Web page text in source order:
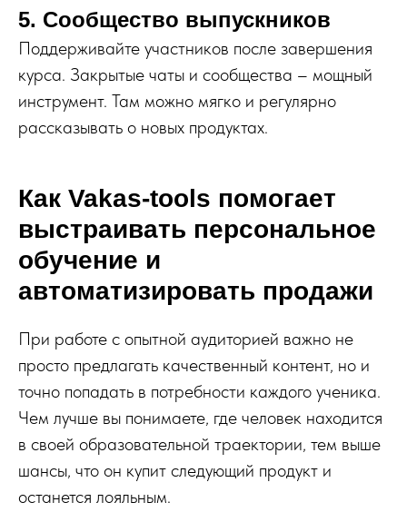
5. Сообщество выпускников
Поддерживайте участников после завершения
курса. Закрытые чаты и сообщества – мощный
инструмент. Там можно мягко и регулярно
рассказывать о новых продуктах.
Как Vakas-tools помогает
выстраивать персональное
обучение и
автоматизировать продажи
При работе с опытной аудиторией важно не
просто предлагать качественный контент, но и
точно попадать в потребности каждого ученика.
Чем лучше вы понимаете, где человек находится
в своей образовательной траектории, тем выше
шансы, что он купит следующий продукт и
останется лояльным.